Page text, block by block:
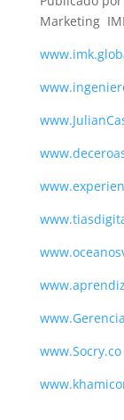
Marketing
www.Socry.co